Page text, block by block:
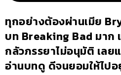
ทุกอย่างต้องผ่านเมีย
บท Breaking Bad มาก
กลัวภรรยาไม่อนุมัติ เลย
อ่านบทดู ดีจนยอมให้ไปอ